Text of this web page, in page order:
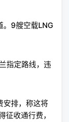
。9艘空载LNG
指定路线，违
安排，称这将
收通行费，